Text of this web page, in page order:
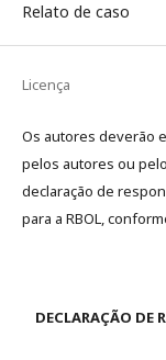
Relato de caso
Licença
Os autores deverão
pelos autores ou
declaração de
para a RBOL,
DECLARAÇÃO DE